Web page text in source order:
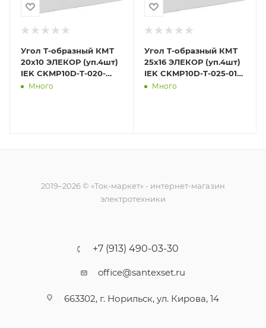
Угол Т-образный КМТ
20х10 ЭЛЕКОР (уп.4шт)
IEK CKMP10D-T-020-
010-K01
Много
Угол Т-образный КМТ
25х16 ЭЛЕКОР (уп.4шт)
IEK CKMP10D-T-025-016-
K01Много
2019–2026 © «Ток-маркет» - интернет-магазин
электротехники
+7 (913) 490-03-30
office@santexset.ru
663302, г. Норильск, ул. Кирова, 14